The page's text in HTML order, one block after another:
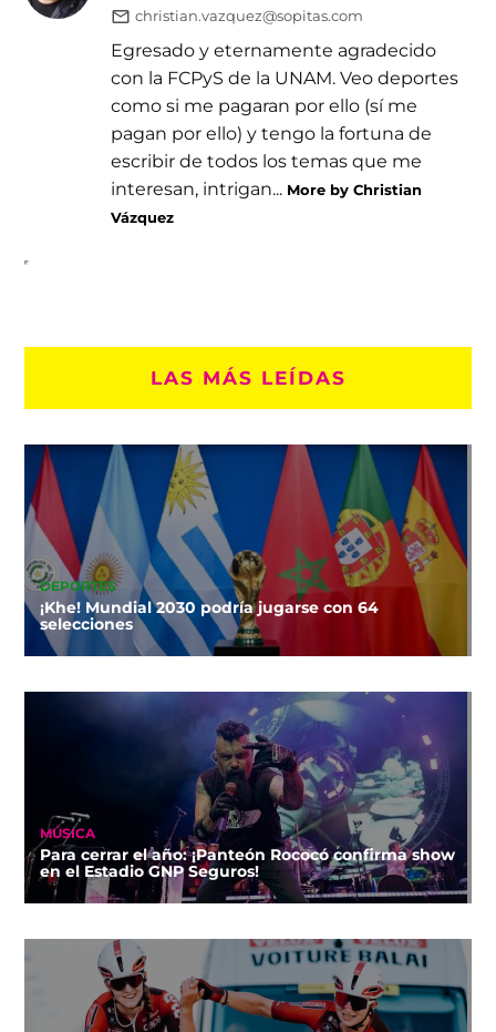
christian.vazquez@sopitas.com
Egresado y eternamente agradecido
con la FCPyS de la UNAM. Veo deportes
como si me pagaran por ello (sí me
pagan por ello) y tengo la fortuna de
escribir de todos los temas que me
interesan, intrigan... More by Christian
Vázquez
LAS MÁS LEÍDAS
DEPORTES
¡Khe! Mundial 2030 podría jugarse con 64
selecciones
MÚSICA
Para cerrar el año: ¡Panteón Rococó confirma show
en el Estadio GNP Seguros!